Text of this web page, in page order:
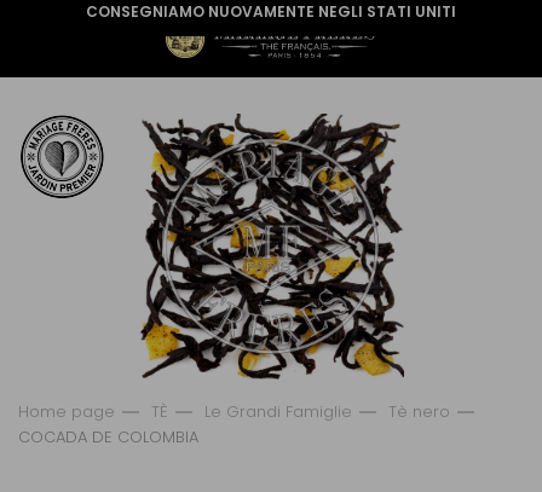
CONSEGNIAMO NUOVAMENTE NEGLI STATI UNITI
Home page TÈ Le Grandi Famiglie
Tè nero
COCADA DE COLOMBIA